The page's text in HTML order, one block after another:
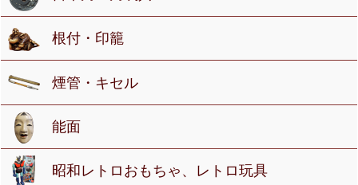
根付・印籠
煙管・キセル
能面
昭和レトロおもちゃ、レトロ玩具